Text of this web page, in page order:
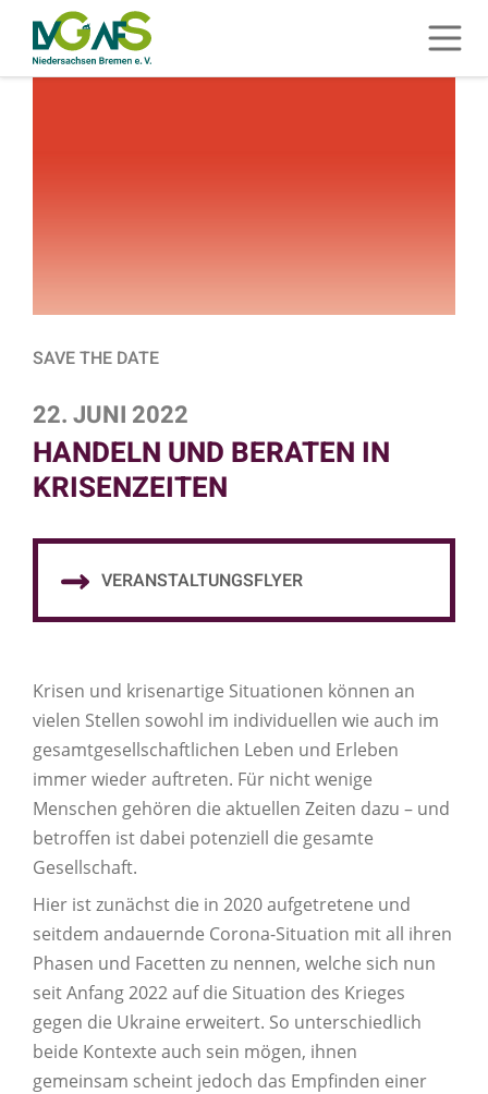
ZUM HAUPTINHALT SPRINGEN
ZUR SUCHE SPRINGEN
SAVE THE DATE
22. JUNI 2022
HANDELN UND BERATEN IN
KRISENZEITEN
VERANSTALTUNGSFLYER
Krisen und krisenartige Situationen können an
vielen Stellen sowohl im individuellen wie auch im
gesamtgesellschaftlichen Leben und Erleben
immer wieder auftreten. Für nicht wenige
Menschen gehören die aktuellen Zeiten dazu – und
betroffen ist dabei potenziell die gesamte
Gesellschaft.
Hier ist zunächst die in 2020 aufgetretene und
seitdem andauernde Corona-Situation mit all ihren
Phasen und Facetten zu nennen, welche sich nun
seit Anfang 2022 auf die Situation des Krieges
gegen die Ukraine erweitert. So unterschiedlich
beide Kontexte auch sein mögen, ihnen
gemeinsam scheint jedoch das Empfinden einer